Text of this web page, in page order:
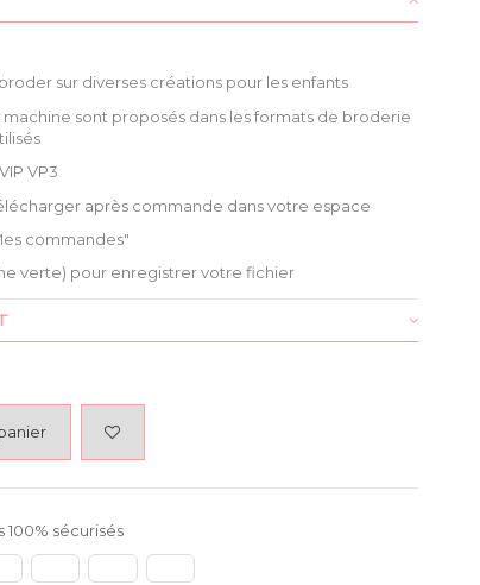
sur diverses créations pour les enfants
sont proposés dans les formats de broderie
VP3
après commande dans votre espace
commandes"
verte) pour enregistrer votre fichier
100% sécurisés